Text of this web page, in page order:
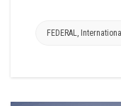
FEDERAL, International